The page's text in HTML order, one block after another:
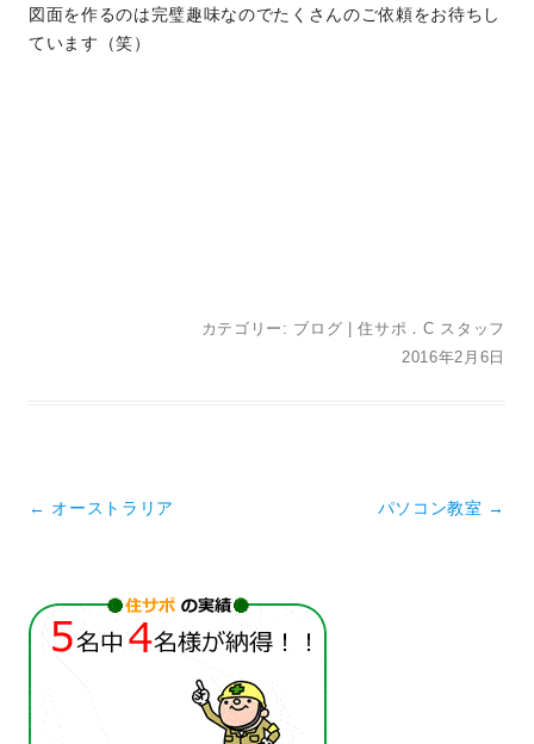
図面を作るのは完璧趣味なのでたくさんのご依頼をお待ちし
ています（笑）
カテゴリー: ブログ |住サポ．C スタッフ
2016年2月6日
投稿ナビゲーション
← オーストラリア パソコン教室 →